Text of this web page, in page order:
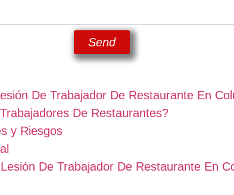
Send
De Trabajador De Restaurante En
De Restaurantes?
y Riesgos
De Trabajador De Restaurante En